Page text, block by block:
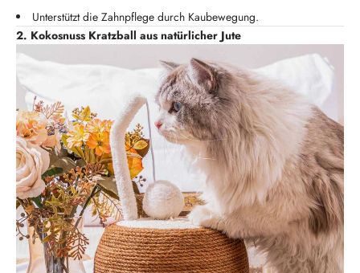
Unterstützt die Zahnpflege durch Kaubewegung.
2. Kokosnuss Kratzball aus natürlicher Jute